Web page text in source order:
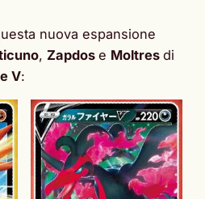
nuova espansione
, Zapdos e Moltres di
V: